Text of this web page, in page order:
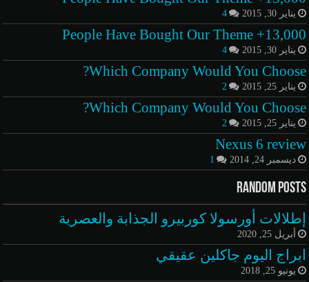
يناير 30, 2015 4
13,000+ People Have Bought Our Theme
يناير 30, 2015 4
Which Company Would You Choose?
يناير 25, 2015 2
Which Company Would You Choose?
يناير 25, 2015 2
Nexus 6 review
ديسمبر 24, 2014 1
Random Posts
إطلالات أورسولا كوربيرو الجذابة والعصرية
أبريل 25, 2020
ابراج اليوم جاكلين عقيقي
يونيو 25, 2018